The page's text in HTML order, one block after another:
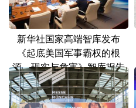
English Español
Русский язык
Deutsch Português
新华社国家高端智库发布
《起底美国军事霸权的根
源、现实与危害》智库报告